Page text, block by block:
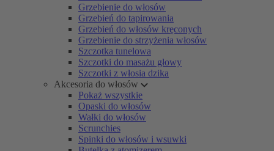
Grzebienie do włosów
Grzebień do tapirowania
Grzebień do włosów kręconych
Grzebienie do strzyżenia włosów
Szczotka tunelowa
Szczotki do masażu głowy
Szczotki z włosia dzika
Akcesoria do włosów
Pokaż wszystkie
Opaski do włosów
Wałki do włosów
Scrunchies
Spinki do włosów i wsuwki